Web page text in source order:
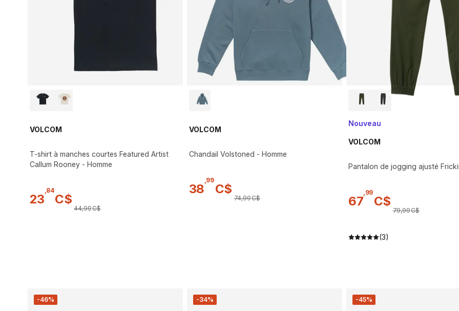
VOLCOM
T-shirt à manches courtes Featured Artist
Callum Rooney - Homme
23
84
C$
44,99C$
VOLCOM
Chandail Volstoned - Homme
38
99
C$
74,99C$
Nouveau
VOLCOM
Pantalon de jogging ajusté
67
99
C$
79,99C$
(3)
-46% -34% -45%